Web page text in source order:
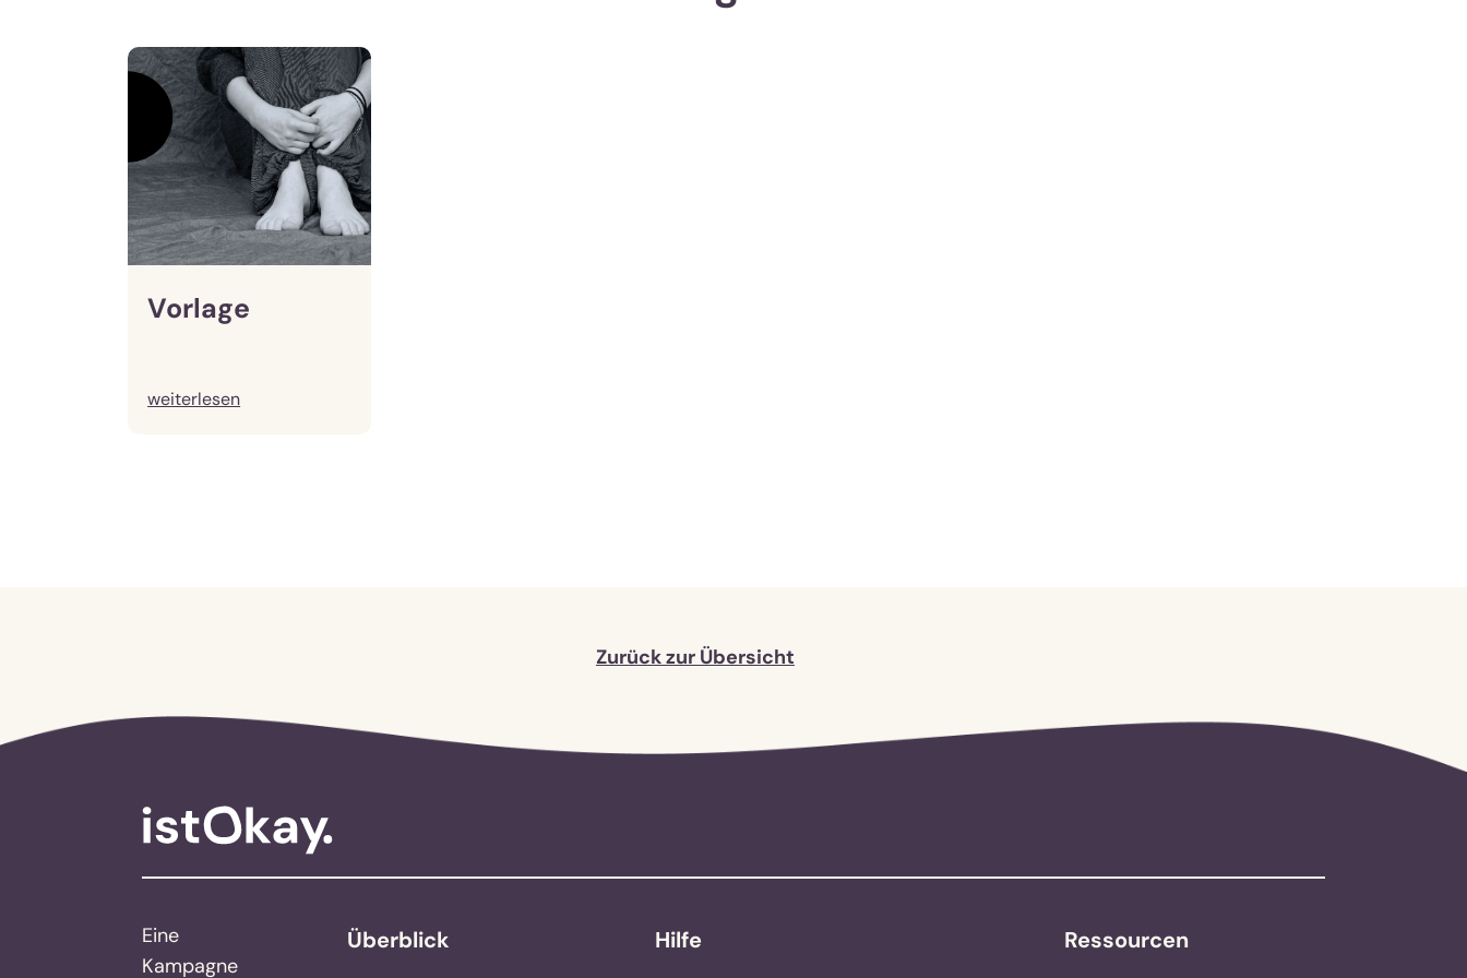
Vorlage
weiterlesen
Zurück zur Übersicht
Eine
Kampagne
Überblick Hilfe Ressourcen